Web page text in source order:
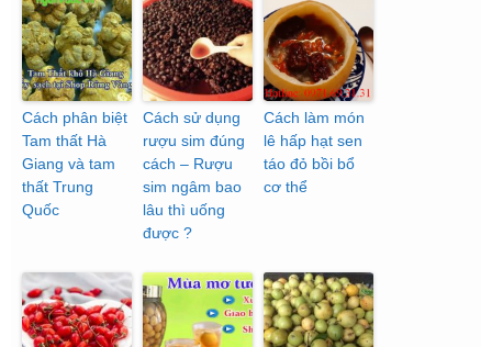
Cách phân biệt
Tam thất Hà
Giang và tam
thất Trung
Quốc
Cách sử dụng
rượu sim đúng
cách – Rượu
sim ngâm bao
lâu thì uống
được ?
Cách làm món
lê hấp hạt sen
táo đỏ bồi bổ
cơ thể